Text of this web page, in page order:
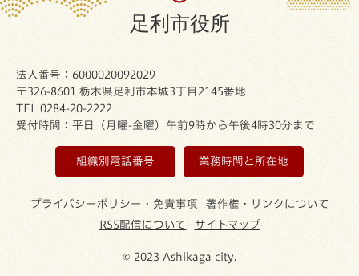
足利市役所
法人番号：6000020092029
〒326-8601 栃木県足利市本城3丁目2145番地
TEL 0284-20-2222
受付時間：平日（月曜-金曜）午前9時から午後4時30分まで
組織別電話番号 業務時間と所在地
プライバシーポリシー・免責事項
著作権・リンクについて
RSS配信について
サイトマップ
© 2023 Ashikaga city.